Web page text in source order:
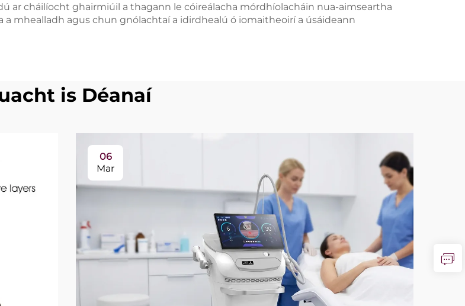
ar cháilíocht ghairmiúil a thagann le cóireálacha mórdhíolacháin nua-aimseartha
mhealladh agus chun gnólachtaí a idirdhealú ó iomaitheoirí a úsáideann
is Déanaí
06
Mar